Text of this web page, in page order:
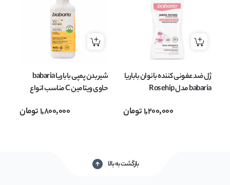
ژل ضد عفونی کننده بانوان باباریا
babaria مدل Rosehip
1,200,000تومان
شیر بدن پمپی باباریا babaria
حاوی ویتامین C مناسب انواع
1,800,000تومان
بازگشت به بالا